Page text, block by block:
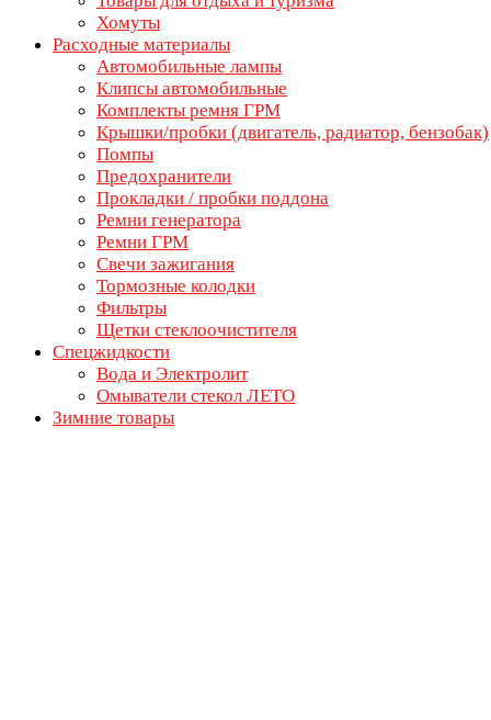
Хомуты
Расходные материалы
Автомобильные лампы
Клипсы автомобильные
Комплекты ремня ГРМ
Крышки/пробки (двигатель, радиатор, бензобак)
Помпы
Предохранители
Прокладки / пробки поддона
Ремни генератора
Ремни ГРМ
Свечи зажигания
Тормозные колодки
Фильтры
Щетки стеклоочистителя
Спецжидкости
Вода и Электролит
Омыватели стекол ЛЕТО
Зимние товары